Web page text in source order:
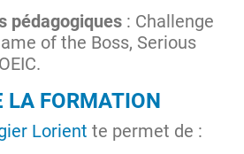
pédagogiques : Challenge
of the Boss, Serious
LA FORMATION
Lorient te permet de :